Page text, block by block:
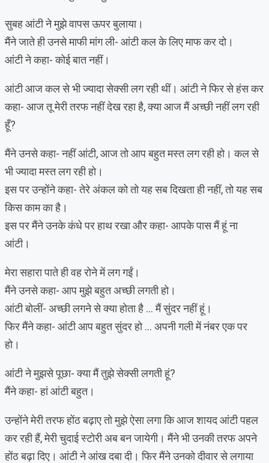
सुबह आंटी ने मुझे वापस ऊपर बुलाया।
मैंने जाते ही उनसे माफी मांग ली- आंटी कल के लिए माफ कर दो।
आंटी ने कहा- कोई बात नहीं।
आंटी आज कल से भी ज्यादा सेक्सी लग रही थीं। आंटी ने फिर से हंस कर
कहा- आज तू मेरी तरफ नहीं देख रहा है, क्या आज मैं अच्छी नहीं लग रही
हूँ?
मैंने उनसे कहा- नहीं आंटी, आज तो आप बहुत मस्त लग रही हो। कल से
भी ज्यादा मस्त लग रही हो।
इस पर उन्होंने कहा- तेरे अंकल को तो यह सब दिखता ही नहीं, तो यह सब
किस काम का है।
इस पर मैंने उनके कंधे पर हाथ रखा और कहा- आपके पास मैं हूं ना
आंटी।
मेरा सहारा पाते ही वह रोने में लग गईं।
मैंने उनसे कहा- आप मुझे बहुत अच्छी लगती हो।
आंटी बोलीं- अच्छी लगने से क्या होता है … मैं सुंदर नहीं हूं।
फिर मैंने कहा- आंटी आप बहुत सुंदर हो … अपनी गली में नंबर एक पर
हो।
आंटी ने मुझसे पूछा- क्या मैं तुझे सेक्सी लगती हूं?
मैंने कहा- हां आंटी बहुत।
उन्होंने मेरी तरफ होंठ बढ़ाए तो मुझे ऐसा लगा कि आज शायद आंटी पहल
कर रही हैं, मेरी चुदाई स्टोरी अब बन जायेगी। मैंने भी उनकी तरफ अपने
होंठ बढ़ा दिए। आंटी ने आंख दबा दी। फिर मैंने उनको दीवार से लगाया